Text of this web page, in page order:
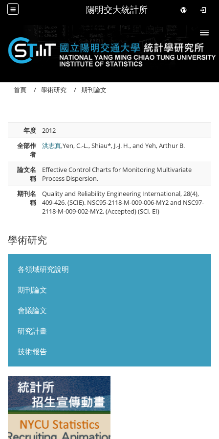
陽明交大統計所
學術研究
各領域研究說明
期刊論文
會議論文
研究計畫
技術報告
首頁 學術研究 期刊論文
年度
2012
全部作
者
洪志真,Yen, C.-L., Shiau*, J.-J. H., and Yeh, Arthur B.
論文名
稱
Effective Control Charts for Monitoring Multivariate
Process Dispersion.
期刊名
稱
Quality and Reliability Engineering International, 28(4),
409-426. (SCIE). NSC95-2118-M-009-006-MY2 and NSC97-
2118-M-009-002-MY2. (Accepted) (SCI, EI)